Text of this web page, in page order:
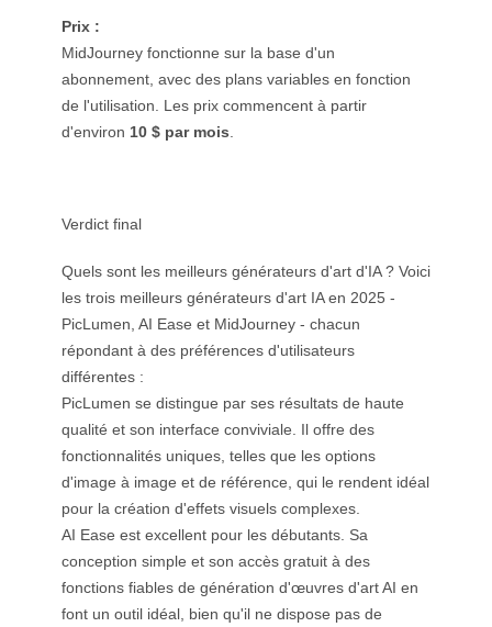
Prix :
MidJourney fonctionne sur la base d'un
abonnement, avec des plans variables en fonction
de l'utilisation. Les prix commencent à partir
d'environ 10 $ par mois
Verdict final
Quels sont les meilleurs générateurs d'art d'IA ? Voici
les trois meilleurs générateurs d'art IA en 2025 -
PicLumen, AI Ease et MidJourney - chacun
répondant à des préférences d'utilisateurs
différentes :
PicLumen se distingue par ses résultats de haute
qualité et son interface conviviale. Il offre des
fonctionnalités uniques, telles que les options
d'image à image et de référence, qui le rendent idéal
pour la création d'effets visuels complexes.
AI Ease est excellent pour les débutants. Sa
conception simple et son accès gratuit à des
fonctions fiables de génération d'œuvres d'art AI en
font un outil idéal, bien qu'il ne dispose pas de